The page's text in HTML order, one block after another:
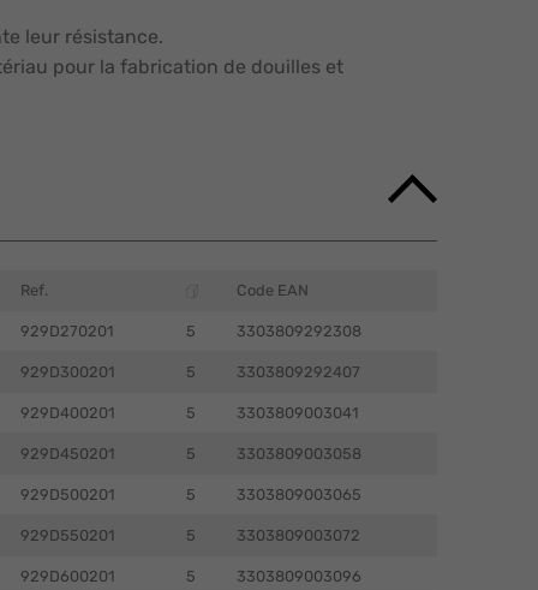
leur résistance.
pour la fabrication de douilles et
Ref. Code EAN
929D270201 5 3303809292308
929D300201 5 3303809292407
929D400201 5 3303809003041
929D450201 5 3303809003058
929D500201 5 3303809003065
929D550201 5 3303809003072
929D600201 5 3303809003096